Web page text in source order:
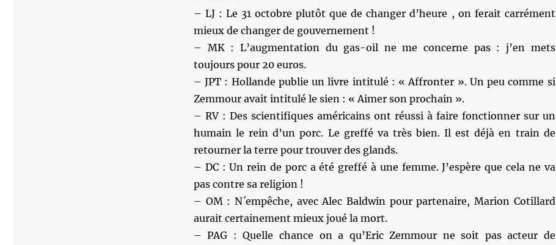
– LJ : Le 31 octobre plutôt que de changer d’heure , on ferait carrément
mieux de changer de gouvernement !
– MK : L’augmentation du gas-oil ne me concerne pas : j’en mets
toujours pour 20 euros.
– JPT : Hollande publie un livre intitulé : « Affronter ». Un peu comme si
Zemmour avait intitulé le sien : « Aimer son prochain ».
– RV : Des scientifiques américains ont réussi à faire fonctionner sur un
humain le rein d’un porc. Le greffé va très bien. Il est déjà en train de
retourner la terre pour trouver des glands.
– DC : Un rein de porc a été greffé à une femme. J’espère que cela ne va
pas contre sa religion !
– OM : N´empêche, avec Alec Baldwin pour partenaire, Marion Cotillard
aurait certainement mieux joué la mort.
– PAG : Quelle chance on a qu’Eric Zemmour ne soit pas acteur de